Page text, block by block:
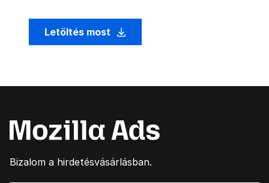
Letöltés most
Bizalom a hirdetésvásárlásban.